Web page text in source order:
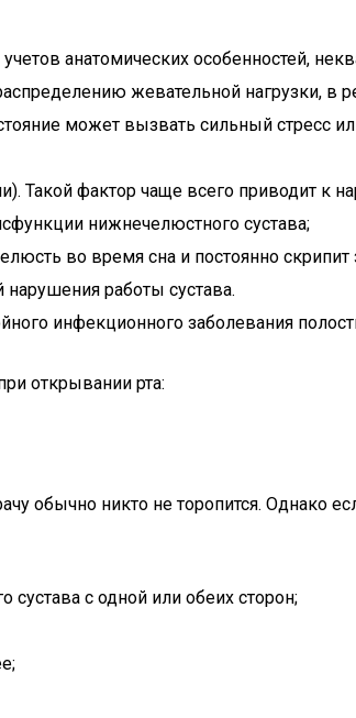
анатомических особенностей,
жевательной нагрузки, в
может вызвать сильный стресс
Такой фактор чаще всего приводит к
нижнечелюстного сустава;
во время сна и постоянно скрипит
работы сустава.
инфекционного заболевания
открывании рта:
обычно никто не торопится. Однако
с одной или обеих сторон;